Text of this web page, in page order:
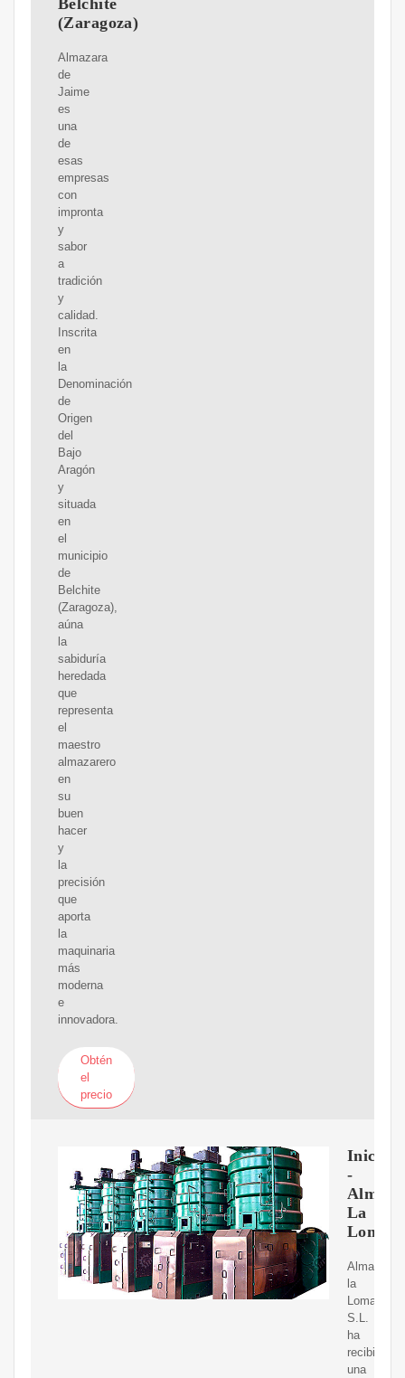
Belchite
(Zaragoza)
Almazara
de
Jaime
es
una
de
esas
empresas
con
impronta
y
sabor
a
tradición
y
calidad.
Inscrita
en
la
Denominación
de
Origen
del
Bajo
Aragón
y
situada
en
el
municipio
de
Belchite
(Zaragoza),
aúna
la
sabiduría
heredada
que
representa
el
maestro
almazarero
en
su
buen
hacer
y
la
precisión
que
aporta
la
maquinaria
más
moderna
e
innovadora.
Obtén
el
precio
Inicio
-
La
Loma
Almazara
la
Loma
S.L.
ha
recibido
una